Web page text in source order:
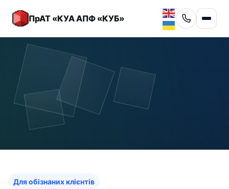
ПрАТ «КУА АПФ «КУБ»
Для обізнаних клієнтів